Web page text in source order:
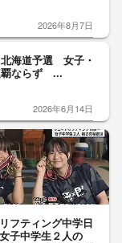
2026年8月7日
北海道予選 女子・
覇ならず ...
2026年6月14日
フティング中学日
子中学生２人の